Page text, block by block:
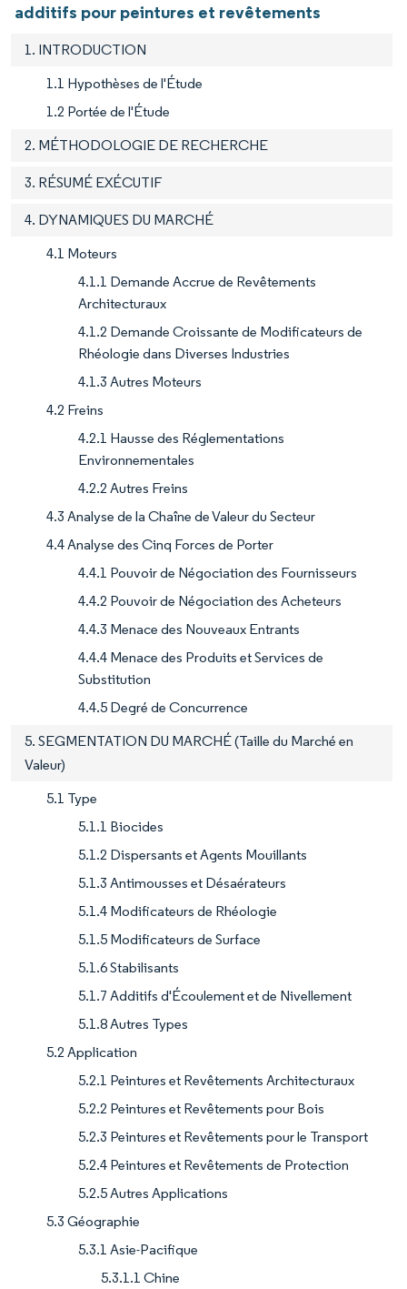
additifs pour peintures et revêtements
1. INTRODUCTION
1.1 Hypothèses de l'Étude
1.2 Portée de l'Étude
2. MÉTHODOLOGIE DE RECHERCHE
3. RÉSUMÉ EXÉCUTIF
4. DYNAMIQUES DU MARCHÉ
4.1 Moteurs
4.1.1 Demande Accrue de Revêtements
Architecturaux
4.1.2 Demande Croissante de Modificateurs de
Rhéologie dans Diverses Industries
4.1.3 Autres Moteurs
4.2 Freins
4.2.1 Hausse des Réglementations
Environnementales
4.2.2 Autres Freins
4.3 Analyse de la Chaîne de Valeur du Secteur
4.4 Analyse des Cinq Forces de Porter
4.4.1 Pouvoir de Négociation des Fournisseurs
4.4.2 Pouvoir de Négociation des Acheteurs
4.4.3 Menace des Nouveaux Entrants
4.4.4 Menace des Produits et Services de
Substitution
4.4.5 Degré de Concurrence
5. SEGMENTATION DU MARCHÉ (Taille du Marché en
Valeur)
5.1 Type
5.1.1 Biocides
5.1.2 Dispersants et Agents Mouillants
5.1.3 Antimousses et Désaérateurs
5.1.4 Modificateurs de Rhéologie
5.1.5 Modificateurs de Surface
5.1.6 Stabilisants
5.1.7 Additifs d'Écoulement et de Nivellement
5.1.8 Autres Types
5.2 Application
5.2.1 Peintures et Revêtements Architecturaux
5.2.2 Peintures et Revêtements pour Bois
5.2.3 Peintures et Revêtements pour le Transport
5.2.4 Peintures et Revêtements de Protection
5.2.5 Autres Applications
5.3 Géographie
5.3.1 Asie-Pacifique
5.3.1.1 Chine